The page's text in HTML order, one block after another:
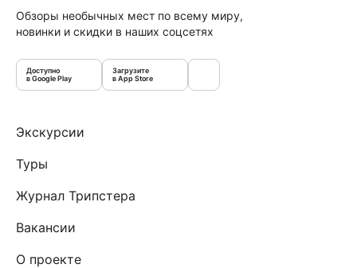
Обзоры необычных мест по всему миру,
новинки и скидки в наших соцсетях
Доступно
в Google Play
Загрузите
в App Store
Экскурсии
Туры
Журнал Трипстера
Вакансии
О проекте